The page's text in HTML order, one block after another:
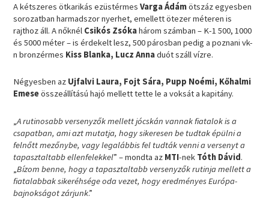
A kétszeres ötkarikás ezüstérmesVarga Ádámötszáz egyesben
sorozatban harmadszor nyerhet, emellett ötezer méteren is
rajthoz áll. A nőknél Csikós Zsókahárom számban – K-1 500, 1000
és 5000 méter – is érdekelt lesz, 500 párosban pedig a poznani vk-
n bronzérmes Kiss Blanka, Lucz Annaduót száll vízre.
Négyesben az Ujfalvi Laura, Fojt Sára, Pupp Noémi, Kőhalmi
Emeseösszeállítású hajó mellett tette le a voksát a kapitány.
„A rutinosabb versenyzők mellett jócskán vannak fiatalok is a
csapatban, ami azt mutatja, hogy sikeresen be tudtak épülni a
felnőtt mezőnybe, vagy legalábbis fel tudták venni a versenyt a
tapasztaltabb ellenfelekkel” – mondta az MTI-nek Tóth Dávid.
„Bízom benne, hogy a tapasztaltabb versenyzők rutinja mellett a
fiatalabbak sikeréhsége oda vezet, hogy eredményes Európa-
bajnokságot zárjunk.”